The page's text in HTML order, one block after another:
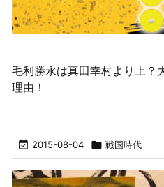
毛利勝永は真田幸村より上？
理由！
 2015-08-04  戦国時代